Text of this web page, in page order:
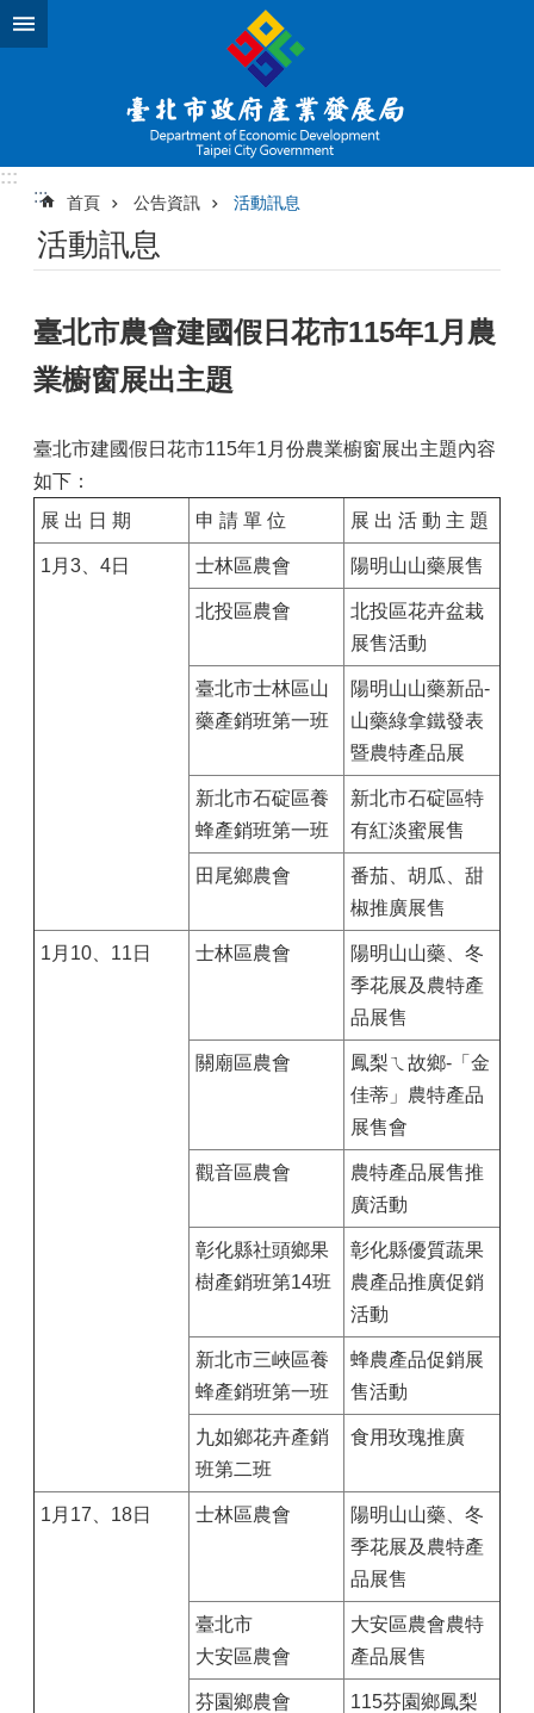
跳到主要內容區塊
:::
:::
首頁 公告資訊 活動訊息
活動訊息
臺北市農會建國假日花市115年1月農
業櫥窗展出主題
臺北市建國假日花市115年1月份農業櫥窗展出主題內容
如下：
展 出 日 期
申 請 單 位 展 出 活 動 主 題
1月3、4日 士林區農會 陽明山山藥展售
北投區農會
北投區花卉盆栽
展售活動
臺北市士林區山
藥產銷班第一班
陽明山山藥新品-
山藥綠拿鐵發表
暨農特產品展
新北市石碇區養
蜂產銷班第一班
新北市石碇區特
有紅淡蜜展售
田尾鄉農會
番茄、胡瓜、甜
椒推廣展售
1月10、11日 士林區農會
陽明山山藥、冬
季花展及農特產
品展售
關廟區農會
鳳梨ㄟ故鄉-「金
佳蒂」農特產品
展售會
觀音區農會
農特產品展售推
廣活動
彰化縣社頭鄉果
樹產銷班第14班
彰化縣優質蔬果
農產品推廣促銷
活動
新北市三峽區養
蜂產銷班第一班
蜂農產品促銷展
售活動
九如鄉花卉產銷
班第二班
食用玫瑰推廣
1月17、18日 士林區農會
陽明山山藥、冬
季花展及農特產
品展售
臺北市
大安區農會
大安區農會農特
產品展售
芬園鄉農會
115芬園鄉鳳梨